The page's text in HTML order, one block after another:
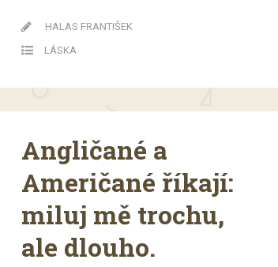
HALAS FRANTIŠEK
LÁSKA
Angličané a
Američané říkají:
miluj mě trochu,
ale dlouho.